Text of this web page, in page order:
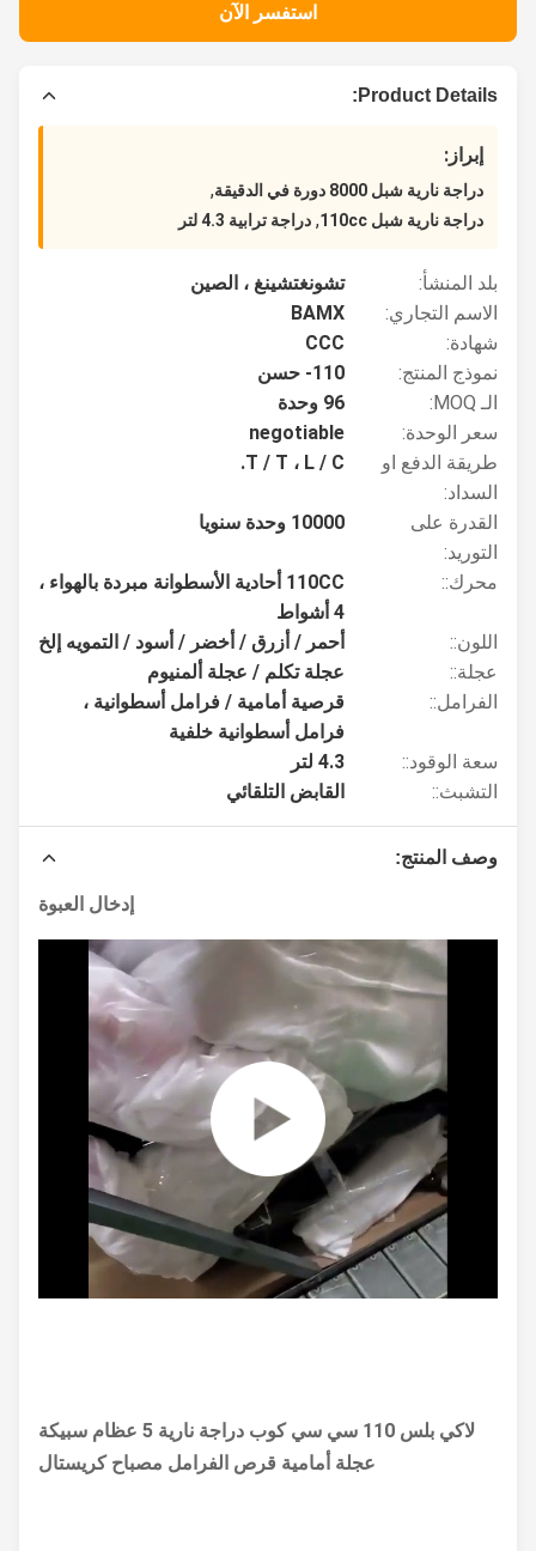
استفسر الآن
Product Details:
إبراز:
دراجة نارية شبل 8000 دورة في الدقيقة ,
دراجة نارية شبل 110cc ,دراجة ترابية 4.3 لتر
بلد المنشأ:
تشونغتشينغ ، الصين
الاسم التجاري:
BAMX
شهادة:
نموذج المنتج:
سعر الوحدة:
negotiable
طريقة الدفع او
السداد:
T / T ، L / C.
القدرة على
التوريد:
10000 وحدة سنويا
محرك::
110CC أحادية الأسطوانة مبردة بالهواء ،
اللون::
أحمر / أزرق / أخضر / أسود / التمويه إلخ
عجلة::
عجلة تكلم / عجلة ألمنيوم
الفرامل::
قرصية أمامية / فرامل أسطوانية ،
فرامل أسطوانية خلفية
سعة الوقود::
التشبث::
القابض التلقائي
وصف المنتج:
إدخال العبوة
لاكي بلس 110 سي سي كوب دراجة نارية 5 عظام سبيكة
عجلة أمامية قرص الفرامل مصباح كريستال